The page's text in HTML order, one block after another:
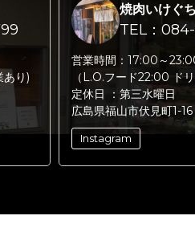
あり)
焼肉いけぐち
TEL：
営業時間： 17:00～
（L.O.フード22:00 ド
定休日 ： 第三水曜日
広島県福山市伏見町1-16
Instagram